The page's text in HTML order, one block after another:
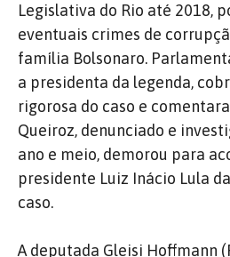
Legislativa do Rio até 2018,
eventuais crimes de
família Bolsonaro.
a presidenta da legenda,
rigorosa do caso e
Queiroz, denunciado e
ano e meio, demorou para
presidente Luiz Inácio Lula
caso.
A deputada Gleisi Hoffmann